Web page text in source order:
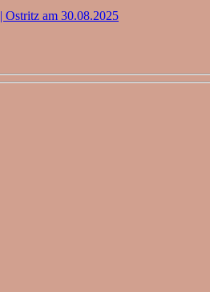
| Ostritz am 30.08.2025